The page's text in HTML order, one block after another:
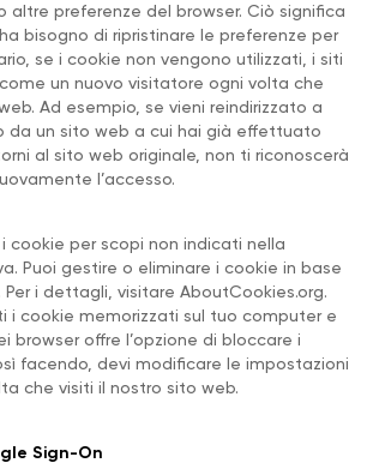
altre preferenze del browser. Ciò significa
bisogno di ripristinare le preferenze per
se i cookie non vengono utilizzati, i siti
un nuovo visitatore ogni volta che
Ad esempio, se vieni reindirizzato a
da un sito web a cui hai già effettuato
al sito web originale, non ti riconoscerà
l’accesso.
cookie per scopi non indicati nella
Puoi gestire o eliminare i cookie in base
i dettagli, visitare AboutCookies.org.
i cookie memorizzati sul tuo computer e
browser offre l’opzione di bloccare i
facendo, devi modificare le impostazioni
che visiti il nostro sito web.
Sign-On